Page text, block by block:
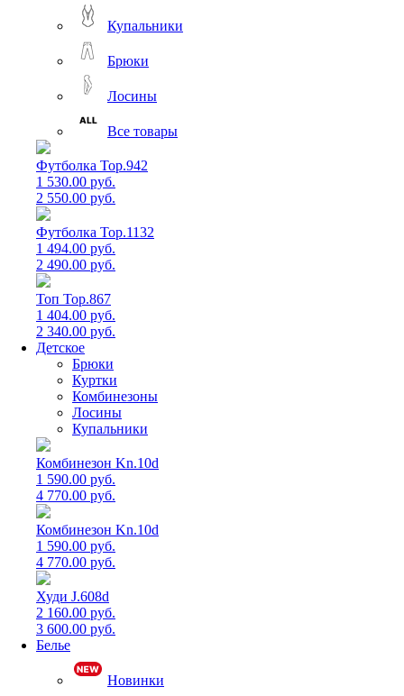
Купальники
Брюки
Лосины
Все товары
Футболка Top.942
1 530.00 руб.
2 550.00 руб.
Футболка Top.1132
1 494.00 руб.
2 490.00 руб.
Топ Top.867
1 404.00 руб.
2 340.00 руб.
Детское
Брюки
Куртки
Комбинезоны
Лосины
Купальники
Комбинезон Kn.10d
1 590.00 руб.
4 770.00 руб.
Комбинезон Kn.10d
1 590.00 руб.
4 770.00 руб.
Худи J.608d
2 160.00 руб.
3 600.00 руб.
Белье
Новинки